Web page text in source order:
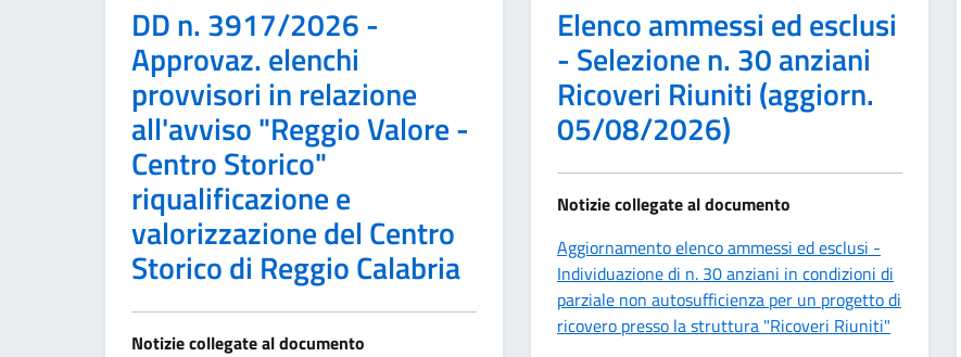
DD n. 3917/2026 -
Approvaz. elenchi
provvisori in relazione
all'avviso "Reggio Valore -
Centro Storico"
riqualificazione e
valorizzazione del Centro
Storico di Reggio Calabria
Notizie collegate al documento
Elenco ammessi ed esclusi
- Selezione n. 30 anziani
Ricoveri Riuniti (aggiorn.
05/08/2026)
Notizie collegate al documento
Aggiornamento elenco ammessi ed esclusi -
Individuazione di n. 30 anziani in condizioni di
parziale non autosufficienza per un progetto di
ricovero presso la struttura "Ricoveri Riuniti"